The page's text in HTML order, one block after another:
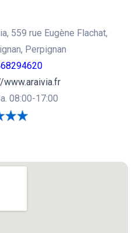
559 rue Eugène Flachat,
Perpignan
www.araivia.fr
08:00-17:00